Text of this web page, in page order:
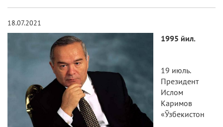
18.07.2021
1995 йил.
19 июль.
Президент
Ислом
Каримов
«Ўзбекистон